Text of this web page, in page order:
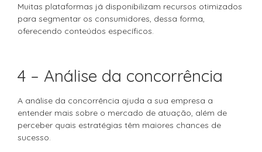
Muitas plataformas já disponibilizam recursos otimizados
para segmentar os consumidores, dessa forma,
oferecendo conteúdos específicos.
4 – Análise da concorrência
A análise da concorrência ajuda a sua empresa a
entender mais sobre o mercado de atuação, além de
perceber quais estratégias têm maiores chances de
sucesso.